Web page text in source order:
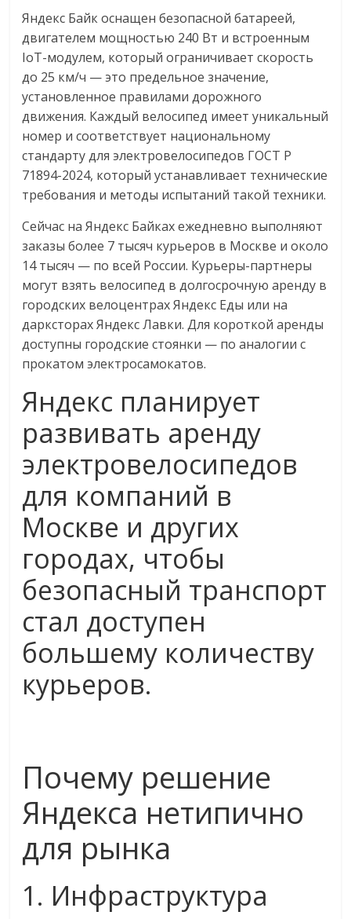
Яндекс Байк оснащен безопасной батареей,
двигателем мощностью 240 Вт и встроенным
IoT-модулем, который ограничивает скорость
до 25 км/ч — это предельное значение,
установленное правилами дорожного
движения. Каждый велосипед имеет уникальный
номер и соответствует национальному
стандарту для электровелосипедов ГОСТ Р
71894-2024, который устанавливает технические
требования и методы испытаний такой техники.
Сейчас на Яндекс Байках ежедневно выполняют
заказы более 7 тысяч курьеров в Москве и около
14 тысяч — по всей России. Курьеры-партнеры
могут взять велосипед в долгосрочную аренду в
городских велоцентрах Яндекс Еды или на
дарксторах Яндекс Лавки. Для короткой аренды
доступны городские стоянки — по аналогии с
прокатом электросамокатов.
Яндекс планирует
развивать аренду
электровелосипедов
для компаний в
Москве и других
городах, чтобы
безопасный транспорт
стал доступен
большему количеству
курьеров.
Почему решение
Яндекса нетипично
для рынка
1. Инфраструктура